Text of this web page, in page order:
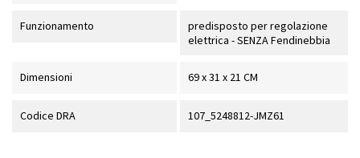
Funzionamento
predisposto per regolazione
elettrica - SENZA Fendinebbia
Dimensioni 69 x 31 x 21 CM
Codice DRA 107_5248812-JMZ61